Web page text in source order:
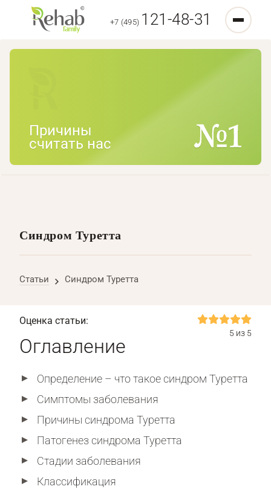
+7 (495) 121-48-31
Причины
считать нас
Синдром Туретта
Статьи Синдром Туретта
Оценка статьи:
5 из 5
Оглавление
Определение – что такое синдром Туретта
Симптомы заболевания
Причины синдрома Туретта
Патогенез синдрома Туретта
Стадии заболевания
Классификация